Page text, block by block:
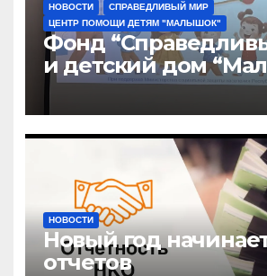
НОВОСТИ
СПРАВЕДЛИВЫЙ МИР
ЦЕНТР ПОМОЩИ ДЕТЯМ "МАЛЫШОК"
Фонд
и детский дом
открыли центр
возможностей
НОВОСТИ
Новый год
отчетов